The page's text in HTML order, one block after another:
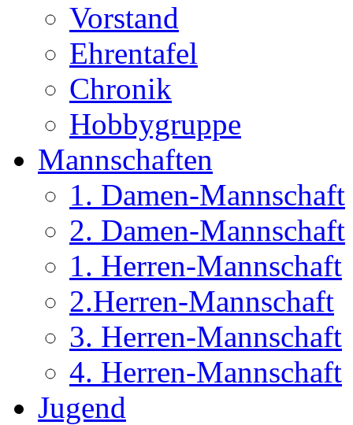
Vorstand
Ehrentafel
Chronik
Hobbygruppe
Mannschaften
1. Damen-Mannschaft
2. Damen-Mannschaft
1. Herren-Mannschaft
2.Herren-Mannschaft
3. Herren-Mannschaft
4. Herren-Mannschaft
Jugend